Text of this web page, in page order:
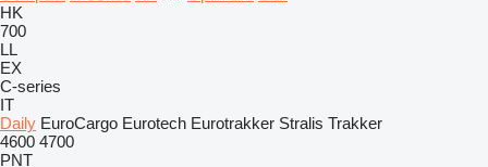
HK
700
LL
EX
C-series
IT
Daily EuroCargo Eurotech Eurotrakker Stralis Trakker
4600 4700
PNT